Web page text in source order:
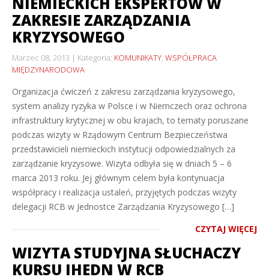
ZAKRESIE ZARZĄDZANIA
KRYZYSOWEGO
Marzec 08, 2013 Kategoria: KOMUNIKATY, WSPÓŁPRACA
MIĘDZYNARODOWA
Organizacja ćwiczeń z zakresu zarządzania kryzysowego,
system analizy ryzyka w Polsce i w Niemczech oraz ochrona
infrastruktury krytycznej w obu krajach, to tematy poruszane
podczas wizyty w Rządowym Centrum Bezpieczeństwa
przedstawicieli niemieckich instytucji odpowiedzialnych za
zarządzanie kryzysowe. Wizyta odbyła się w dniach 5 – 6
marca 2013 roku. Jej głównym celem była kontynuacja
współpracy i realizacja ustaleń, przyjętych podczas wizyty
delegacji RCB w Jednostce Zarządzania Kryzysowego […]
CZYTAJ WIĘCEJ
WIZYTA STUDYJNA SŁUCHACZY
KURSU IHEDN W RCB